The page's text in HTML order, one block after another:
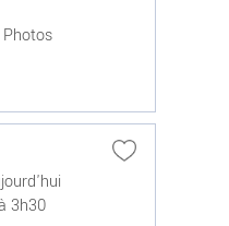
Photos
3h30